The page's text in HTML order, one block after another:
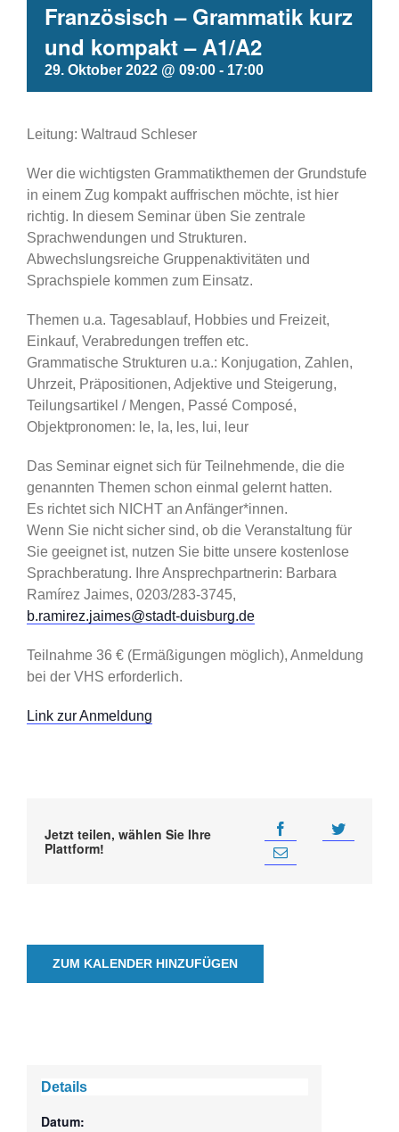
Französisch – Grammatik kurz
und kompakt – A1/A2
29. Oktober 2022 @ 09:00 - 17:00
Leitung: Waltraud Schleser
Wer die wichtigsten Grammatikthemen der Grundstufe
in einem Zug kompakt auffrischen möchte, ist hier
richtig. In diesem Seminar üben Sie zentrale
Sprachwendungen und Strukturen.
Abwechslungsreiche Gruppenaktivitäten und
Sprachspiele kommen zum Einsatz.
Themen u.a. Tagesablauf, Hobbies und Freizeit,
Einkauf, Verabredungen treffen etc.
Grammatische Strukturen u.a.: Konjugation, Zahlen,
Uhrzeit, Präpositionen, Adjektive und Steigerung,
Teilungsartikel / Mengen, Passé Composé,
Objektpronomen: le, la, les, lui, leur
Das Seminar eignet sich für Teilnehmende, die die
genannten Themen schon einmal gelernt hatten.
Es richtet sich NICHT an Anfänger*innen.
Wenn Sie nicht sicher sind, ob die Veranstaltung für
Sie geeignet ist, nutzen Sie bitte unsere kostenlose
Sprachberatung. Ihre Ansprechpartnerin: Barbara
Ramírez Jaimes, 0203/283-3745,
b.ramirez.jaimes@stadt-duisburg.de
Teilnahme 36 € (Ermäßigungen möglich), Anmeldung
bei der VHS erforderlich.
Link zur Anmeldung
Jetzt teilen, wählen Sie Ihre
Plattform!
ZUM KALENDER HINZUFÜGEN
Details
Datum: